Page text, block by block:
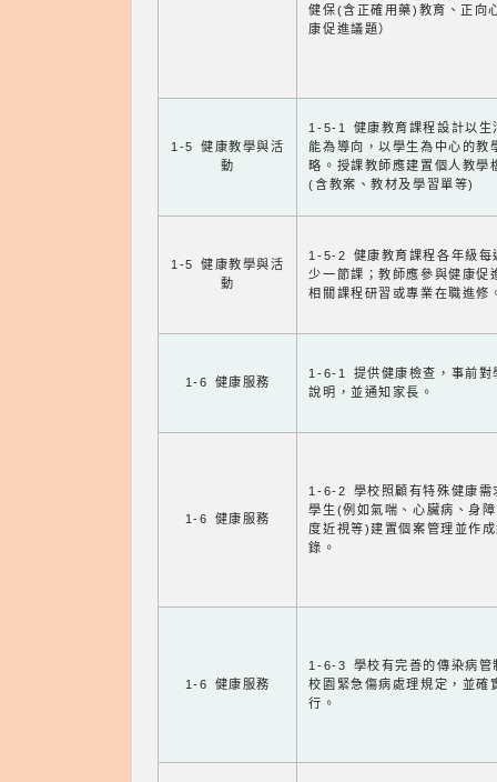
健保(含正確用藥)教育、正向
康促進議題）
1-5 健康教學與活
動
1-5-1 健康教育課程設計以生
能為導向，以學生為中心的教
略。授課教師應建置個人教學
(含教案、教材及學習單等)
1-5 健康教學與活
動
1-5-2 健康教育課程各年級每
少一節課；教師應參與健康促
相關課程研習或專業在職進修
1-6 健康服務
1-6-1 提供健康檢查，事前對
說明，並通知家長。
1-6 健康服務
1-6-2 學校照顧有特殊健康需
學生(例如氣喘、心臟病、身
度近視等)建置個案管理並作
錄。
1-6 健康服務
1-6-3 學校有完善的傳染病管
校園緊急傷病處理規定，並確
行。